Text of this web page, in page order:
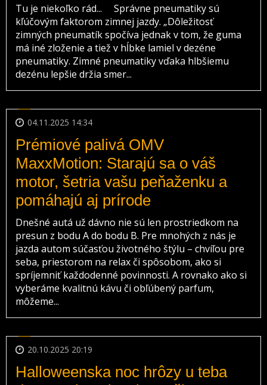
Tu je niekoľko rád... Správne pneumatiky sú
kľúčovým faktorom zimnej jazdy. „Dôležitosť
zimných pneumatík spočíva jednak v tom, že guma
má iné zloženie a tiež v hĺbke lamiel v dezéne
pneumatiky. Zimné pneumatiky vďaka hlbšiemu
dezénu lepšie držia smer...
04.11.2025 14:34
Prémiové palivá OMV
MaxxMotion: Starajú sa o váš
motor, šetria vašu peňaženku a
pomáhajú aj prírode
Dnešné autá už dávno nie sú len prostriedkom na
presun z bodu A do bodu B. Pre mnohých z nás je
jazda autom súčasťou životného štýlu – chvíľou pre
seba, priestorom na relax či spôsobom, ako si
spríjemniť každodenné povinnosti. A rovnako ako si
vyberáme kvalitnú kávu či obľúbený parfum,
môžeme...
20.10.2025 20:19
Halloweenska noc hrôzy u teba